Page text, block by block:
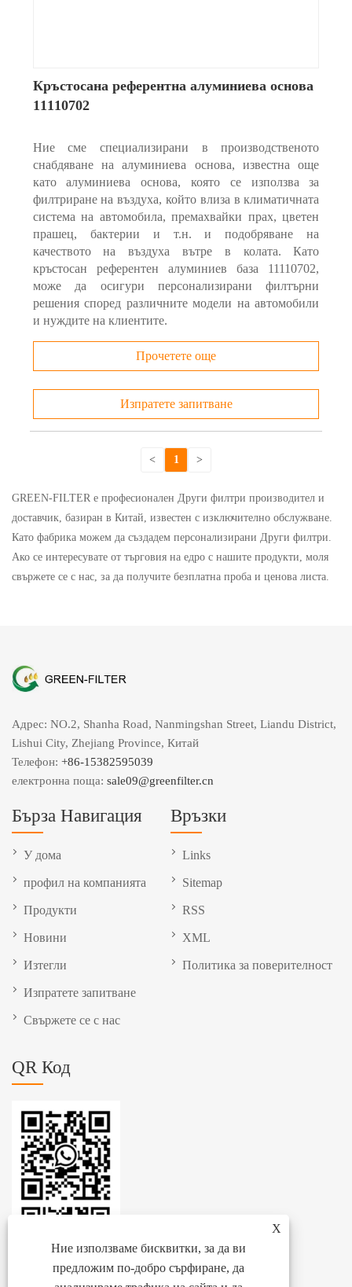
Кръстосана референтна алуминиева основа
11110702
Ние сме специализирани в производственото
снабдяване на алуминиева основа, известна още
като алуминиева основа, която се използва за
филтриране на въздуха, който влиза в климатичната
система на автомобила, премахвайки прах, цветен
прашец, бактерии и т.н. и подобряване на
качеството на въздуха вътре в колата. Като
кръстосан референтен алуминиев база 11110702,
може да осигури персонализирани филтърни
решения според различните модели на автомобили
и нуждите на клиентите.
Прочетете още
Изпратете запитване
< 1 >
GREEN-FILTER е професионален Други филтри производител и
доставчик, базиран в Китай, известен с изключително обслужване.
Като фабрика можем да създадем персонализирани Други филтри.
Ако се интересувате от търговия на едро с нашите продукти, моля
свържете се с нас, за да получите безплатна проба и ценова листа.
X
Ние използваме бисквитки, за да ви
предложим по-добро сърфиране, да
Адрес: NO.2, Shanha Road, Nanmingshan Street, Liandu District,
Lishui City, Zhejiang Province, Китай
Телефон: +86-15382595039
електронна поща: sale09@greenfilter.cn
Бърза Навигация
У дома
профил на компанията
Продукти
Новини
Изтегли
Изпратете запитване
Свържете се с нас
Връзки
Links
Sitemap
RSS
XML
Политика за поверителност
QR Код